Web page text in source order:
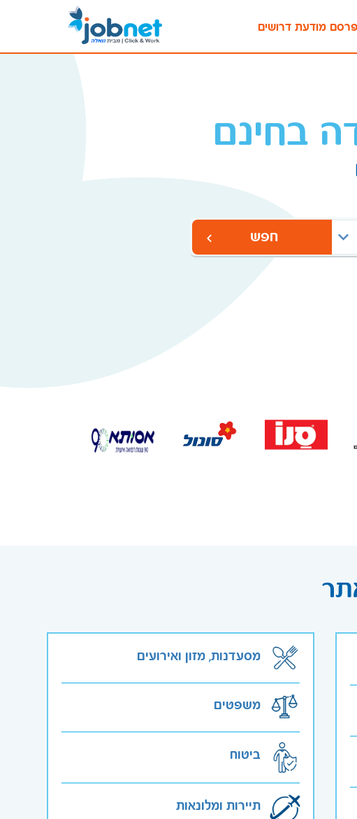
פרסם מודעת דרושים
בחינם
חפש
מסעדנות, מזון ואירועים
משפטים
ביטוח
תיירות ומלונאות